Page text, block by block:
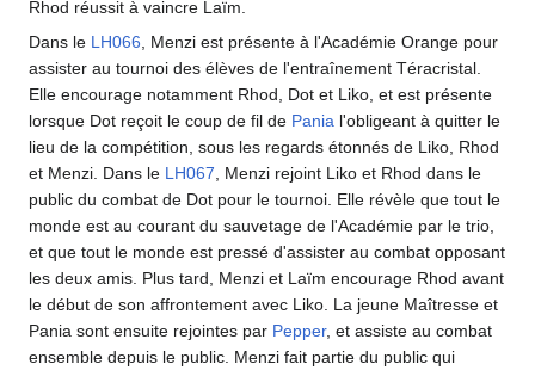
Rhod réussit à vaincre Laïm.
Dans le LH066, Menzi est présente à l'Académie Orange pour
assister au tournoi des élèves de l'entraînement Téracristal.
Elle encourage notamment Rhod, Dot et Liko, et est présente
lorsque Dot reçoit le coup de fil de Pania l'obligeant à quitter le
lieu de la compétition, sous les regards étonnés de Liko, Rhod
et Menzi. Dans le LH067, Menzi rejoint Liko et Rhod dans le
public du combat de Dot pour le tournoi. Elle révèle que tout le
monde est au courant du sauvetage de l'Académie par le trio,
et que tout le monde est pressé d'assister au combat opposant
les deux amis. Plus tard, Menzi et Laïm encourage Rhod avant
le début de son affrontement avec Liko. La jeune Maîtresse et
Pania sont ensuite rejointes par Pepper, et assiste au combat
ensemble depuis le public. Menzi fait partie du public qui